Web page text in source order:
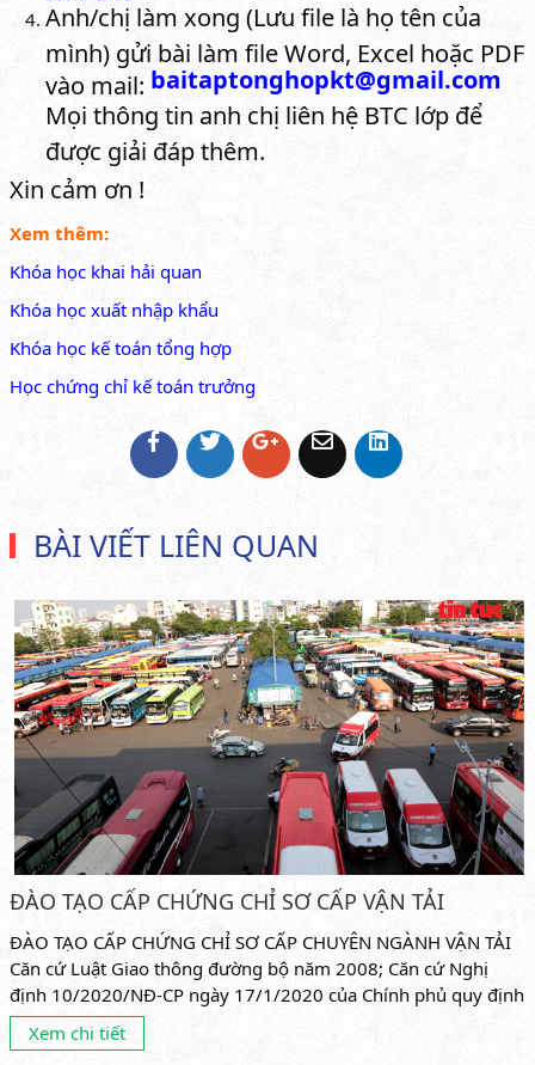
Anh/chị làm xong (Lưu file là họ tên của
mình) gửi bài làm file Word, Excel hoặc PDF
vào mail: baitaptonghopkt@gmail.com
Mọi thông tin anh chị liên hệ BTC lớp để
được giải đáp thêm.
Xin cảm ơn !
Xem thêm:
Khóa học khai hải quan
Khóa học xuất nhập khẩu
Khóa học kế toán tổng hợp
Học chứng chỉ kế toán trưởng
BÀI VIẾT LIÊN QUAN
ĐÀO TẠO CẤP CHỨNG CHỈ SƠ CẤP VẬN TẢI
ĐÀO TẠO CẤP CHỨNG CHỈ SƠ CẤP CHUYÊN NGÀNH VẬN TẢI
Căn cứ Luật Giao thông đường bộ năm 2008; Căn cứ Nghị
định 10/2020/NĐ-CP ngày 17/1/2020 của Chính phủ quy định
về kinh...
Xem chi tiết